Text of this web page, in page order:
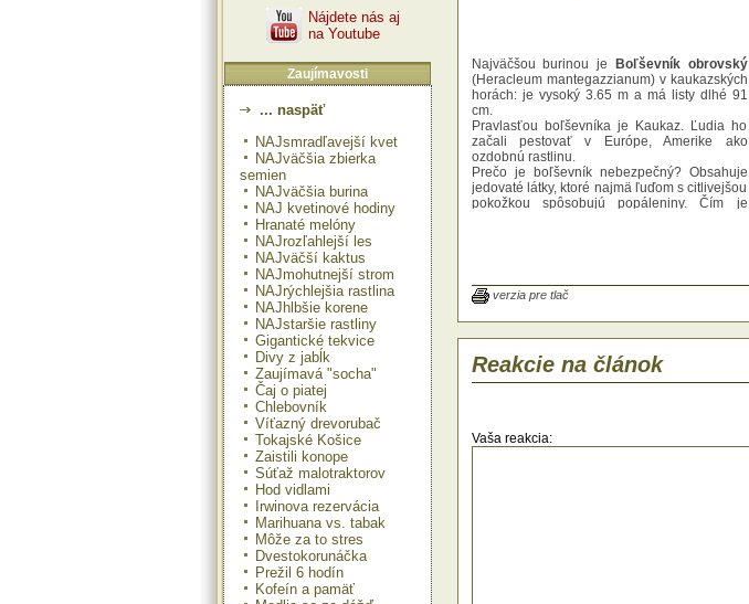
Nájdete nás aj
na Youtube
Zaujímavosti
... naspäť
NAJsmradľavejší kvet
NAJväčšia zbierka
semien
NAJväčšia burina
NAJ kvetinové hodiny
Hranaté melóny
NAJrozľahlejší les
NAJväčší kaktus
NAJmohutnejší strom
NAJrýchlejšia rastlina
NAJhlbšie korene
NAJstaršie rastliny
Gigantické tekvice
Divy z jabĺk
Zaujímavá "socha"
Čaj o piatej
Chlebovník
Víťazný drevorubač
Tokajské Košice
Zaistili konope
Súťaž malotraktorov
Hod vidlami
Irwinova rezervácia
Marihuana vs. tabak
Môže za to stres
Dvestokorunáčka
Prežil 6 hodín
Kofeín a pamäť
Najväčšou burinou je
Boľševník obrovský
(Heracleum mantegazzianum) v kaukazských
horách: je vysoký 3.65 m a má listy dlhé 91
cm.
Pravlasťou boľševníka je Kaukaz. Ľudia ho
začali pestovať v Európe, Amerike ako
ozdobnú rastlinu.
Prečo je boľševník nebezpečný? Obsahuje
jedovaté látky, ktoré najmä ľuďom s citlivejšou
pokožkou spôsobujú popáleniny. Čím je
najmä po ožiarení slnkom.
rastlinnej ríše. Susedné rastliny potlačí nielen
dominantnou výškou, ale okrem toho vylučuje
aj toxíny, ktoré zamedzujú rast iných rastlín,
poľnohospodárske kultúry pri ňom nemajú
verzia pre tlač
Reakcie na článok
Vaša reakcia: